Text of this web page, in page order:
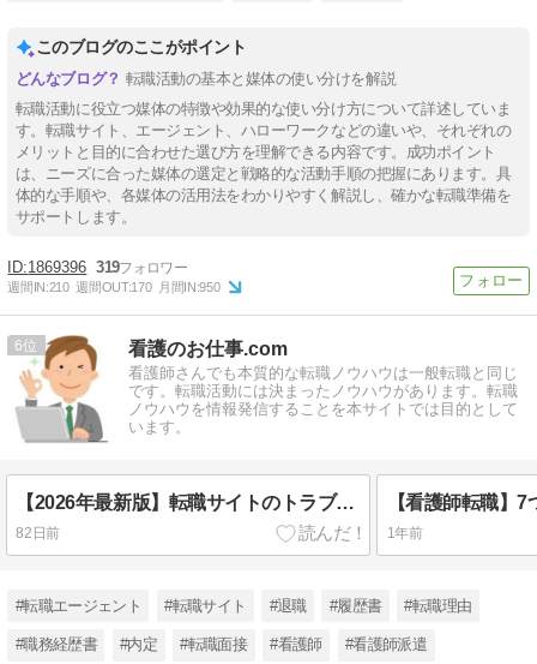
このブログのここがポイント
転職活動の基本と媒体の使い分けを解説
転職活動に役立つ媒体の特徴や効果的な使い分け方について詳述していま
す。転職サイト、エージェント、ハローワークなどの違いや、それぞれの
メリットと目的に合わせた選び方を理解できる内容です。成功ポイント
は、ニーズに合った媒体の選定と戦略的な活動手順の把握にあります。具
体的な手順や、各媒体の活用法をわかりやすく解説し、確かな転職準備を
サポートします。
1869396 319
週間IN:210 週間OUT:170 月間IN:950
6 看護のお仕事.com
看護師さんでも本質的な転職ノウハウは一般転職と同じ
です。転職活動には決まったノウハウがあります。転職
ノウハウを情報発信することを本サイトでは目的として
います。
【2026年最新版】転職サイトのトラブルに注意！知らないと困るポイントまとめ
82日前 1年前
#転職エージェント #転職サイト #退職 #履歴書 #転職理由
#職務経歴書 #内定 #転職面接 #看護師 #看護師派遣